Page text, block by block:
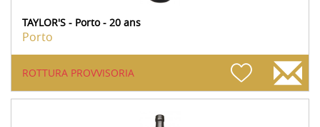
TAYLOR'S - Porto - 20 ans
Porto
ROTTURA PROVVISORIA